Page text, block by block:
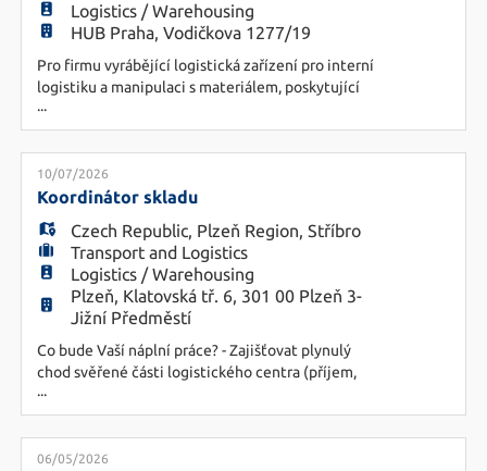
CS
HU
Logistics / Warehousing
HUB Praha, Vodičkova 1277/19
Pro firmu vyrábějící logistická zařízení pro interní
logistiku a manipulaci s materiálem, poskytující
zároveň i servis a pronájem takového vybavení,
hledáme kandidáta na pozici Disponent. Náplň
práce - plánování transportů zakázek (pozemní,
letecká i námořní přeprava) - komunikace s
dopravci a řidiči, sledování pohybu zakáze -
...
10/07/2026
Koordinátor skladu
Czech Republic, Plzeň Region, Stříbro
Transport and Logistics
Logistics / Warehousing
Plzeň, Klatovská tř. 6, 301 00 Plzeň 3-
Jižní Předměstí
Co bude Vaší náplní práce? - Zajišťovat plynulý
chod svěřené části logistického centra (příjem,
expedice, picking nebo balení). - Pracovat se
skladovým systémem WMS – kontrolovat
správnost dat, provádět jejich opravy a evidenci
skladových pohybů. - Kontrolovat skladovou
...
06/05/2026